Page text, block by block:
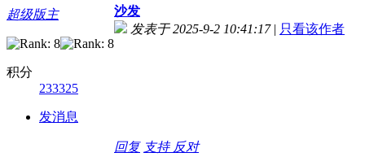
超级版主
积分
233325
发消息
沙发
发表于 2025-9-2 10:41:17 | 只看该作者
回复 支持 反对